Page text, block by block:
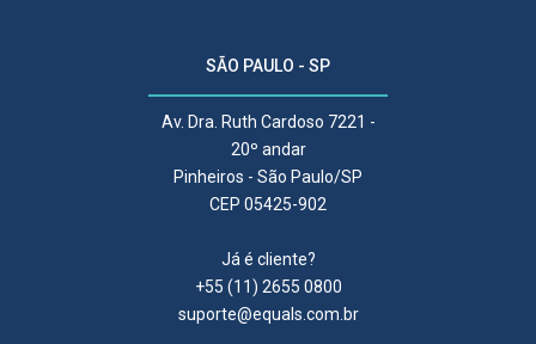
SÃO PAULO - SP
Av. Dra. Ruth Cardoso 7221 -
20º andar
Pinheiros - São Paulo/SP
CEP 05425-902
Já é cliente?
+55 (11) 2655 0800
suporte@equals.com.br